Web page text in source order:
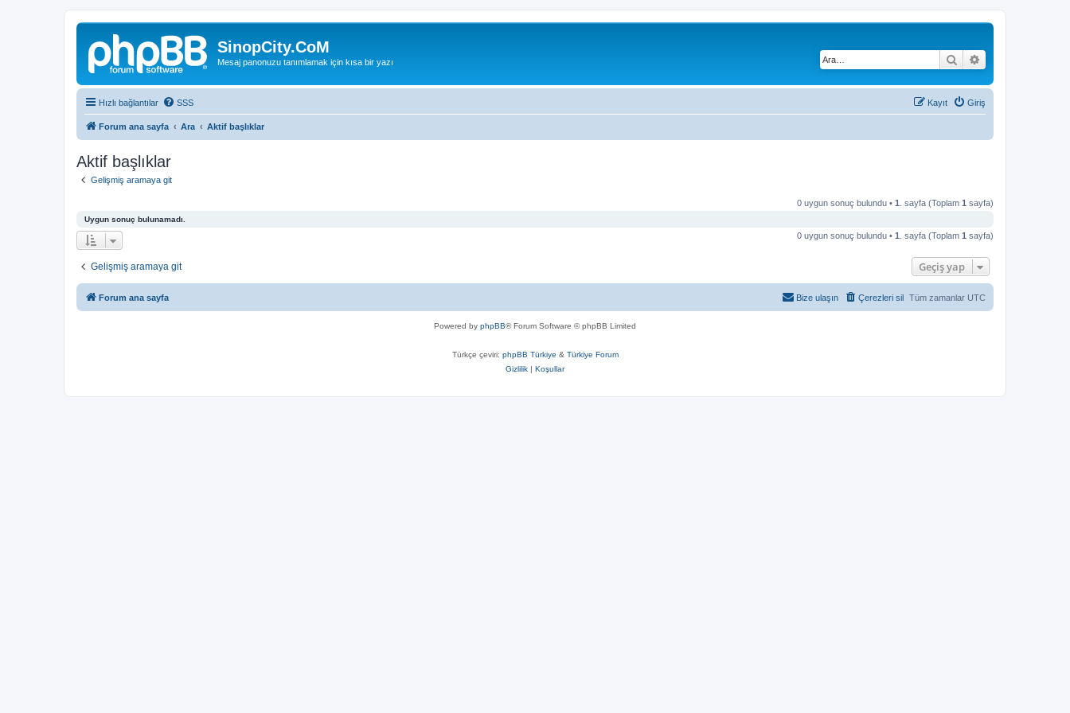
SinopCity.CoM
Mesaj panonuzu tanımlamak için kısa bir yazı Ara
Hızlı bağlantılar SSS Giriş
Kayıt
Forum ana sayfa Ara Aktif başlıklar
Aktif başlıklar
Gelişmiş aramaya git
0 uygun sonuç bulundu • 1 . sayfa (Toplam 1 sayfa)
Uygun sonuç bulunamadı.
0 uygun sonuç bulundu • 1 . sayfa (Toplam 1 sayfa)
Gelişmiş aramaya git Geçiş yap
Forum ana sayfa Tüm zamanlar UTC
Çerezleri sil
Bize ulaşın
Powered by phpBB® Forum Software © phpBB Limited
Türkçe çeviri: phpBB Türkiye & Türkiye Forum
Gizlilik | Koşullar